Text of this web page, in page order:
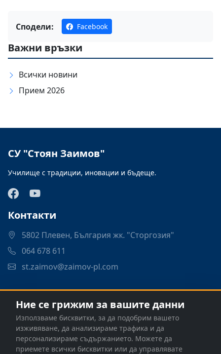
Сподели: Facebook
Важни връзки
Всички новини
Прием 2026
СУ "Стоян Заимов"
Училище с традиции, иновации и бъдеще.
Контакти
5802 Плевен, България жк. "Сторгозия"
064 678 611
st.zaimov@zaimov-pl.com
Връзки
Програми
Ние се грижим за вашите данни
Използваме бисквитки, за да подобрим вашето
изживяване, да анализираме трафика и да
персонализираме съдържанието. Можете да
приемете всички бисквитки или да управлявате